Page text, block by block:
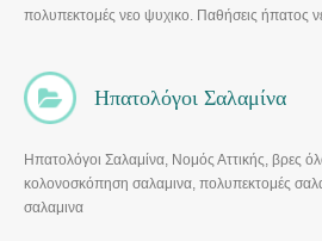
πολυπεκτομές νεο ψυχικο. Παθήσεις ήπατος
περιστερι, Ercp σε ποια νοσοκομεια γινεται
ιατρικο φαληρου, Γραμματικόσ
Ηπατολόγοι Σαλαμίνα
Ηπατολόγοι Σαλαμίνα, Νομός Αττικής, βρες
κολονοσκόπηση σαλαμινα, πολυπεκτομές
σαλαμινα